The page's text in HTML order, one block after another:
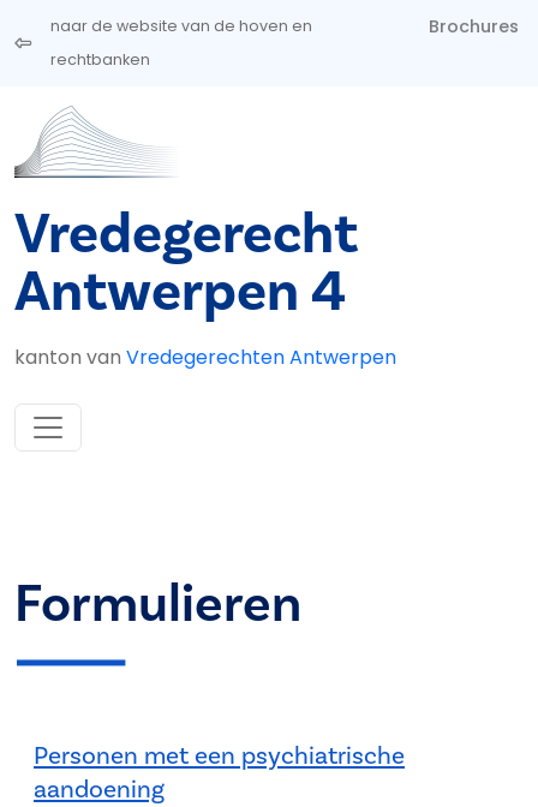
Overslaan en naar de inhoud gaan
naar de website van de hoven en
rechtbanken
Brochures
Vredegerecht
Antwerpen 4
kanton van Vredegerechten Antwerpen
Formulieren
Personen met een psychiatrische
aandoening